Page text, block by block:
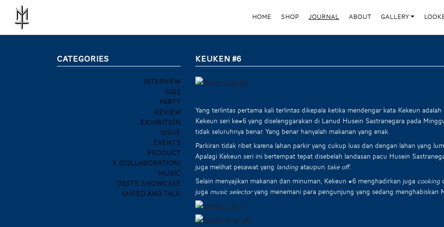
HOME SHOP JOURNAL ABOUT GALLERY
KEUKEN #6
Yang terlintas pertama kali terlintas dikepala ketika mendengar kata Kekeun adalah
Kekeun seri ke#6 yang diselenggarakan di Lanud Husein Sastranegara pada
tidak seluruhnya benar. Yang benar hanyalah makanan yang enak.
Parkiran tidak ribet karena lahan parkir yang cukup luas dan dengan lahan yang
Apalagi Kekeun seri ini bertempat tepat disebelah landasan pacu Husein
juga melihat pesawat yang landing ataupun take off.
Selain menyajikan makanan dan minuman, Kekeun #6 menghadirkan juga cooking
juga music selectoryang menemani para pengunjung yang sedang menghabiskan
CATEGORIES
INTERVIEW
GIGS
PARTY
REVIEW
EXHIBITION
ISSUE
EVENTS
PRODUCT
X (COLLABORATION)
MUSIC
DSSTR SHOWCASE
SHRED AND TALK